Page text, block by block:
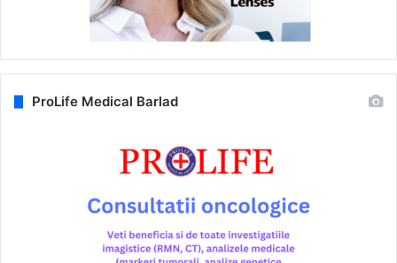
ProLife Medical Barlad